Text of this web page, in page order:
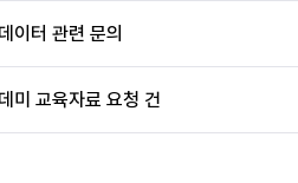
이터 관련 문의
미 교육자료 요청 건